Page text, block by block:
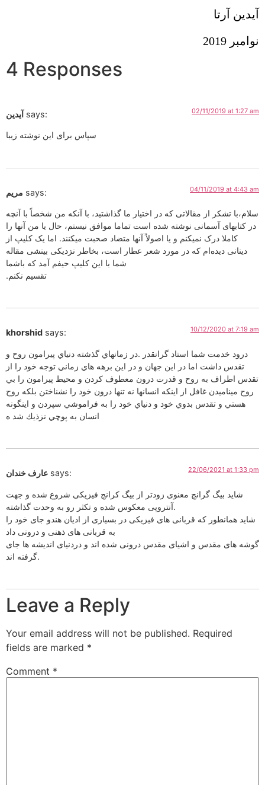
آیدین آرتا
نوامبر 2019
4 Responses
آیدین says: 02/11/2019 at 1:27 am
سپاس برای این نوشته زیبا
مریم says: 04/11/2019 at 4:43 am
سلام،با تشکر از مقالاتی که در اختیار ما گذاشتید، با آنکه من شخصاً با آنچه
در کتابهای آسمانی نوشته شده است تماما موافق نیستم، حال یا من آنها را
کاملا درک نمیکنم و یا اصولاً آنها متضاد صحبت میکنند. اما یک کلیپ از
دینانی دیده‌ام که در مورد شعر عطار است، بخاطر نزدیکی بینشی مقاله
شما با این کلیپ حیفم آمد که باشما
.تقسیم نکنم
khorshid says: 10/12/2020 at 7:19 am
درود خدمت شما استاد گرانقدر .در زمانهاي گذشته دنياي پيرامون روح و
تقدس داشت اما در اين جهان و در اين برهه هاي زماني توجه خود را از
تقدس اطراف به روح و قدرت درون معطوف كردن و محيط پيرامون را بي
روح ميناميدن غافل از اينكه انسانها نه تنها درون خود را نشناختن بلكه روح
هستي و تقدس بدوي خود و دنياي خود را به فراموشي سپردن و اينگونه
انسان به پوچي نزذيك شد ه
عارف خندان says: 22/06/2021 at 1:33 pm
شاید بیگ گرانچ معنوی زودتر از بیگ کرانچ فیزیکی شروع شده و جهت
آنتروپی معکوس شده و تکثر رو به وحدت گذاشته.
شاید همانطور که قربانی های فیزیکی در بسیاری از ادیان هندو جای خود را
به قربانی های ذهنی و درونی داد
گوشه های مقدس و اشیای مقدس درونی شده اند و دردنیای اندیشه ها جای
گرفته اند.
Leave a Reply
Your email address will not be published. Required
fields are marked *
Comment *